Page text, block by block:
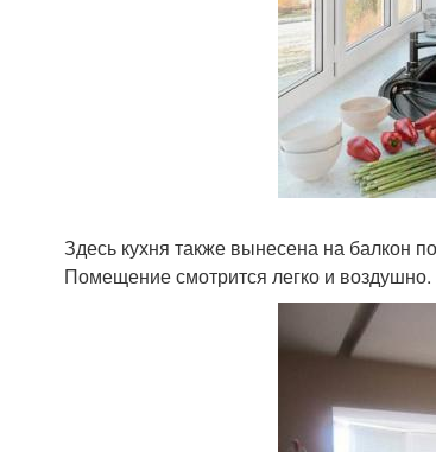
Здесь кухня также вынесена на балкон
Помещение смотрится легко и воздушно.